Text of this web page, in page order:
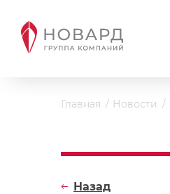
Главная Новости
Назад